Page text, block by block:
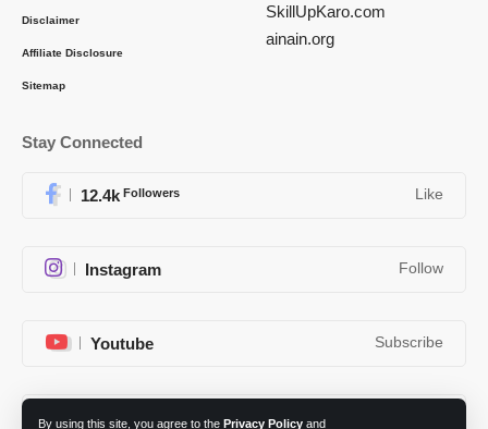
By using this site, you agree to the Privacy Policy and
Disclaimer
Affiliate Disclosure
Sitemap
SkillUpKaro.com
ainain.org
Stay Connected
12.4k Followers Like
Instagram Follow
Youtube Subscribe
Telegram